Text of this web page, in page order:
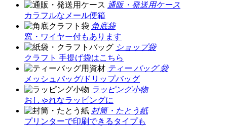
通販・発送用ケース
カラフルなメール便箱
角底袋
窓・ワイヤー付もあります
ショップ袋
クラフト 手提げ袋はこちら
ティー バッグ 袋
メッシュバッグ/ドリップバッグ
ラッピング小物
おしゃれなラッピングに
封筒・たとう紙
プリンターで印刷できるタイプも